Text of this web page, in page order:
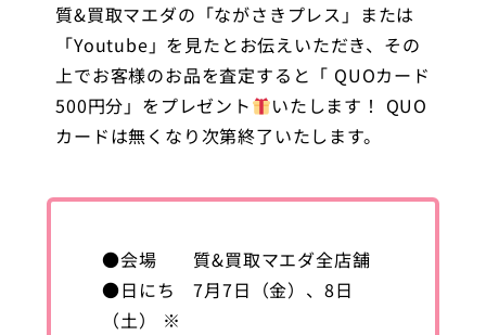
質&買取マエダの「ながさきプレス」または
「Youtube」を見たとお伝えいただき、その
上でお客様のお品を査定すると「 QUOカード
500円分」をプレゼント
いたします！ QUO
カードは無くなり次第終了いたします。
●会場 質&買取マエダ全店舗
●日にち 7月7日（金）、8日
（土） ※